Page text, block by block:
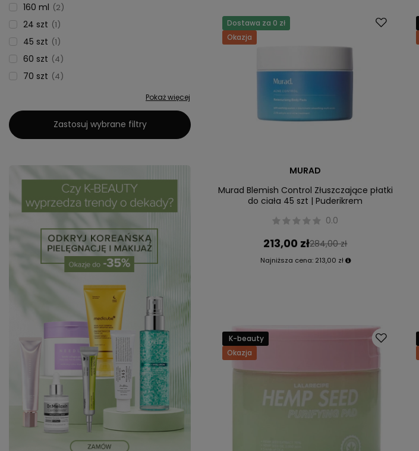
160 ml
2
24 szt 1
45 szt 1
60 szt 4
70 szt 4
Pokaż więcej
Zastosuj wybrane filtry
Dostawa za 0 zł
Okazja
MURAD
Murad Blemish Control Złuszczające płatki
do ciała 45 szt | Puderikrem
0.0
213,00 zł284,00 zł
Najniższa cena: 213,00 zł
K-beauty
Okazja